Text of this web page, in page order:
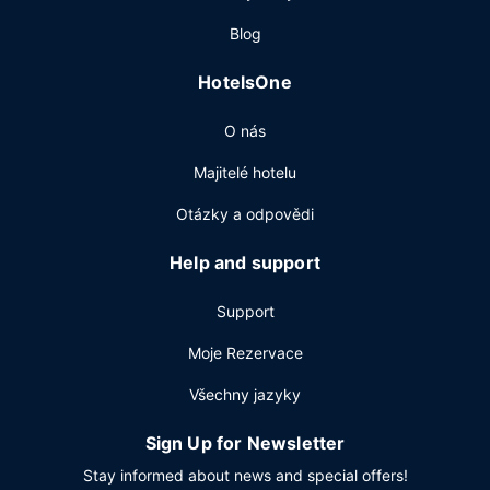
snídani, která se podává ve všední dny od 6:00 do 12:00
Hostům jsou k dispozici business centrum, čistírna oděvů a
a společenských akcí slouží konferenční prostory a
Blog
HotelsOne
O nás
Majitelé hotelu
Otázky a odpovědi
Help and support
Support
Moje Rezervace
Všechny jazyky
Sign Up for Newsletter
Stay informed about news and special offers!